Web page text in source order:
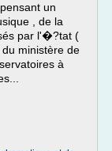
un
, de la
par l'�?tat (
ministère de
à